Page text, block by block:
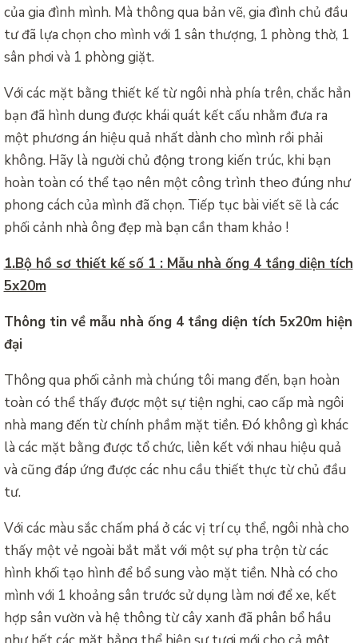
của gia đình mình. Mà thông qua bản vẽ, gia đình chủ đầu
tư đã lựa chọn cho mình với 1 sân thượng, 1 phòng thờ, 1
sân phơi và 1 phòng giặt.
Với các mặt bằng thiết kế từ ngôi nhà phía trên, chắc hẳn
bạn đã hình dung được khái quát kết cấu nhằm đưa ra
một phương án hiệu quả nhất dành cho mình rồi phải
không. Hãy là người chủ động trong kiến trúc, khi bạn
hoàn toàn có thể tạo nên một công trình theo đúng như
phong cách của mình đã chọn. Tiếp tục bài viết sẽ là các
phối cảnh nhà ông đẹp mà bạn cần tham khảo !
1.Bộ hồ sơ thiết kế số 1 : Mẫu nhà ống 4 tầng diện tích
5x20m
Thông tin về mẫu nhà ống 4 tầng diện tích 5x20m hiện
đại
Thông qua phối cảnh mà chúng tôi mang đến, bạn hoàn
toàn có thể thấy được một sự tiện nghi, cao cấp mà ngôi
nhà mang đến từ chính phầm mặt tiền. Đó không gì khác
là các mặt bằng được tổ chức, liên kết với nhau hiệu quả
và cũng đáp ứng được các nhu cầu thiết thực từ chủ đầu
tư.
Với các màu sắc chấm phá ở các vị trí cụ thể, ngôi nhà cho
thấy một vẻ ngoài bắt mắt với một sự pha trộn từ các
hình khối tạo hình để bổ sung vào mặt tiền. Nhà có cho
mình với 1 khoảng sân trước sử dụng làm nơi để xe, kết
hợp sân vườn và hệ thông từ cây xanh đã phân bổ hầu